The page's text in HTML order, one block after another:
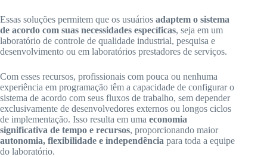
Essas soluções permitem que os usuários adaptem o sistema
de acordo com suas necessidades específicas, seja em um
laboratório de controle de qualidade industrial, pesquisa e
desenvolvimento ou em laboratórios prestadores de serviços.
Com esses recursos, profissionais com pouca ou nenhuma
experiência em programação têm a capacidade de configurar o
sistema de acordo com seus fluxos de trabalho, sem depender
exclusivamente de desenvolvedores externos ou longos ciclos
de implementação. Isso resulta em uma economia
significativa de tempo e recursos, proporcionando maior
autonomia, flexibilidade e independência para toda a equipe
do laboratório.